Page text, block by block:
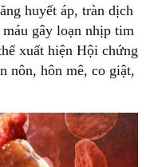
huyết áp, tràn dịch
gây loạn nhịp tim
xuất hiện Hội chứng
nôn, hôn mê, co giật,